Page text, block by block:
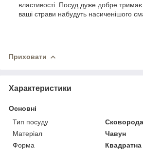
властивості. Посуд дуже добре
ваші страви набудуть насиченішого
Приховати
Характеристики
Основні
Тип посуду
Матеріал
Чавун
Форма
Квадратна